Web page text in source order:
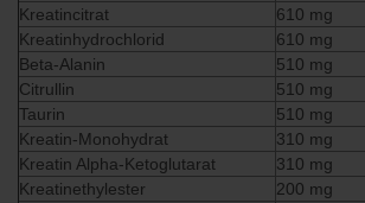
Kreatincitrat
610 mg
Kreatinhydrochlorid
610 mg
Beta-Alanin
510 mg
Citrullin
510 mg
Taurin
510 mg
Kreatin-Monohydrat
310 mg
Kreatin Alpha-Ketoglutarat
310 mg
Kreatinethylester
200 mg